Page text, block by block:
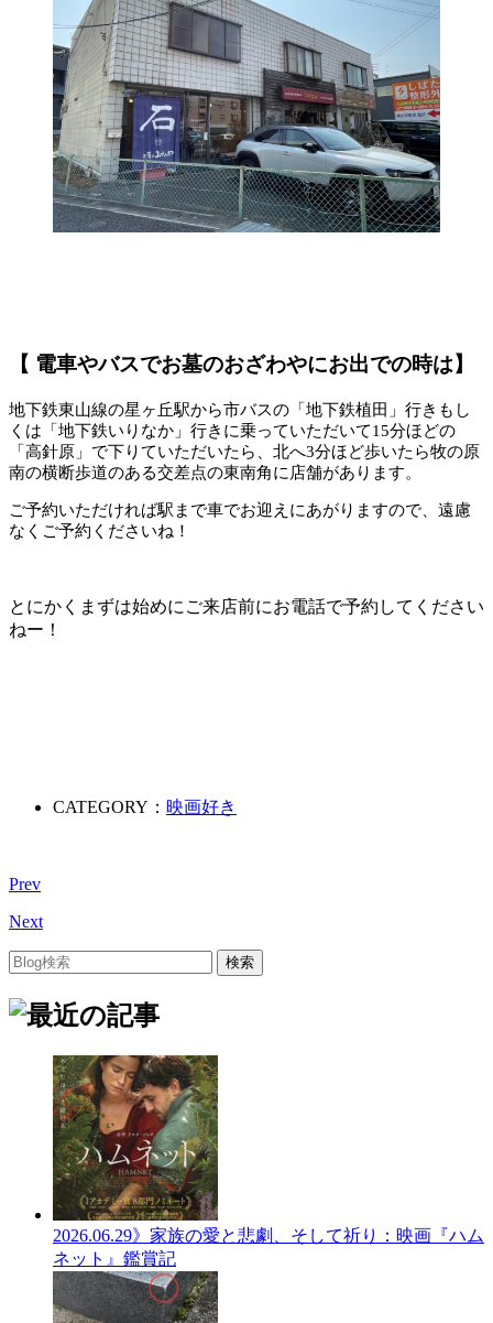
【 電車やバスでお墓のおざわやにお出での時は】
地下鉄東山線の星ヶ丘駅から市バスの「地下鉄植田」行きもし
くは「地下鉄いりなか」行きに乗っていただいて15分ほどの
「高針原」で下りていただいたら、北へ3分ほど歩いたら牧の原
南の横断歩道のある交差点の東南角に店舗があります。
ご予約いただければ駅まで車でお迎えにあがりますので、遠慮
なくご予約くださいね！
とにかくまずは始めにご来店前にお電話で予約してください
ねー！
CATEGORY： 映画好き
Prev
Next
2026.06.29》家族の愛と悲劇、そして祈り：映画『ハム
ネット』鑑賞記